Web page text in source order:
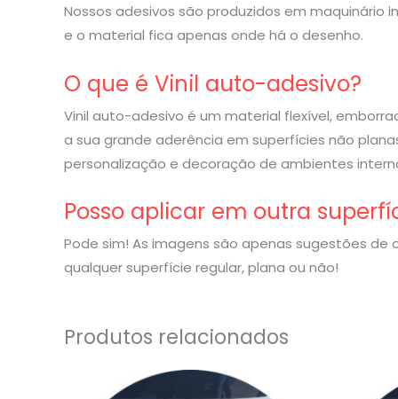
Nossos adesivos são produzidos em maquinário
e o material fica apenas onde há o desenho.
O que é Vinil auto-adesivo?
Vinil auto-adesivo é um material flexível,
a sua grande aderência em superfícies não
personalização e decoração de ambientes
Posso aplicar em outra
Pode sim! As imagens são apenas sugestões
qualquer superfície regular, plana ou não!
Produtos relacionados